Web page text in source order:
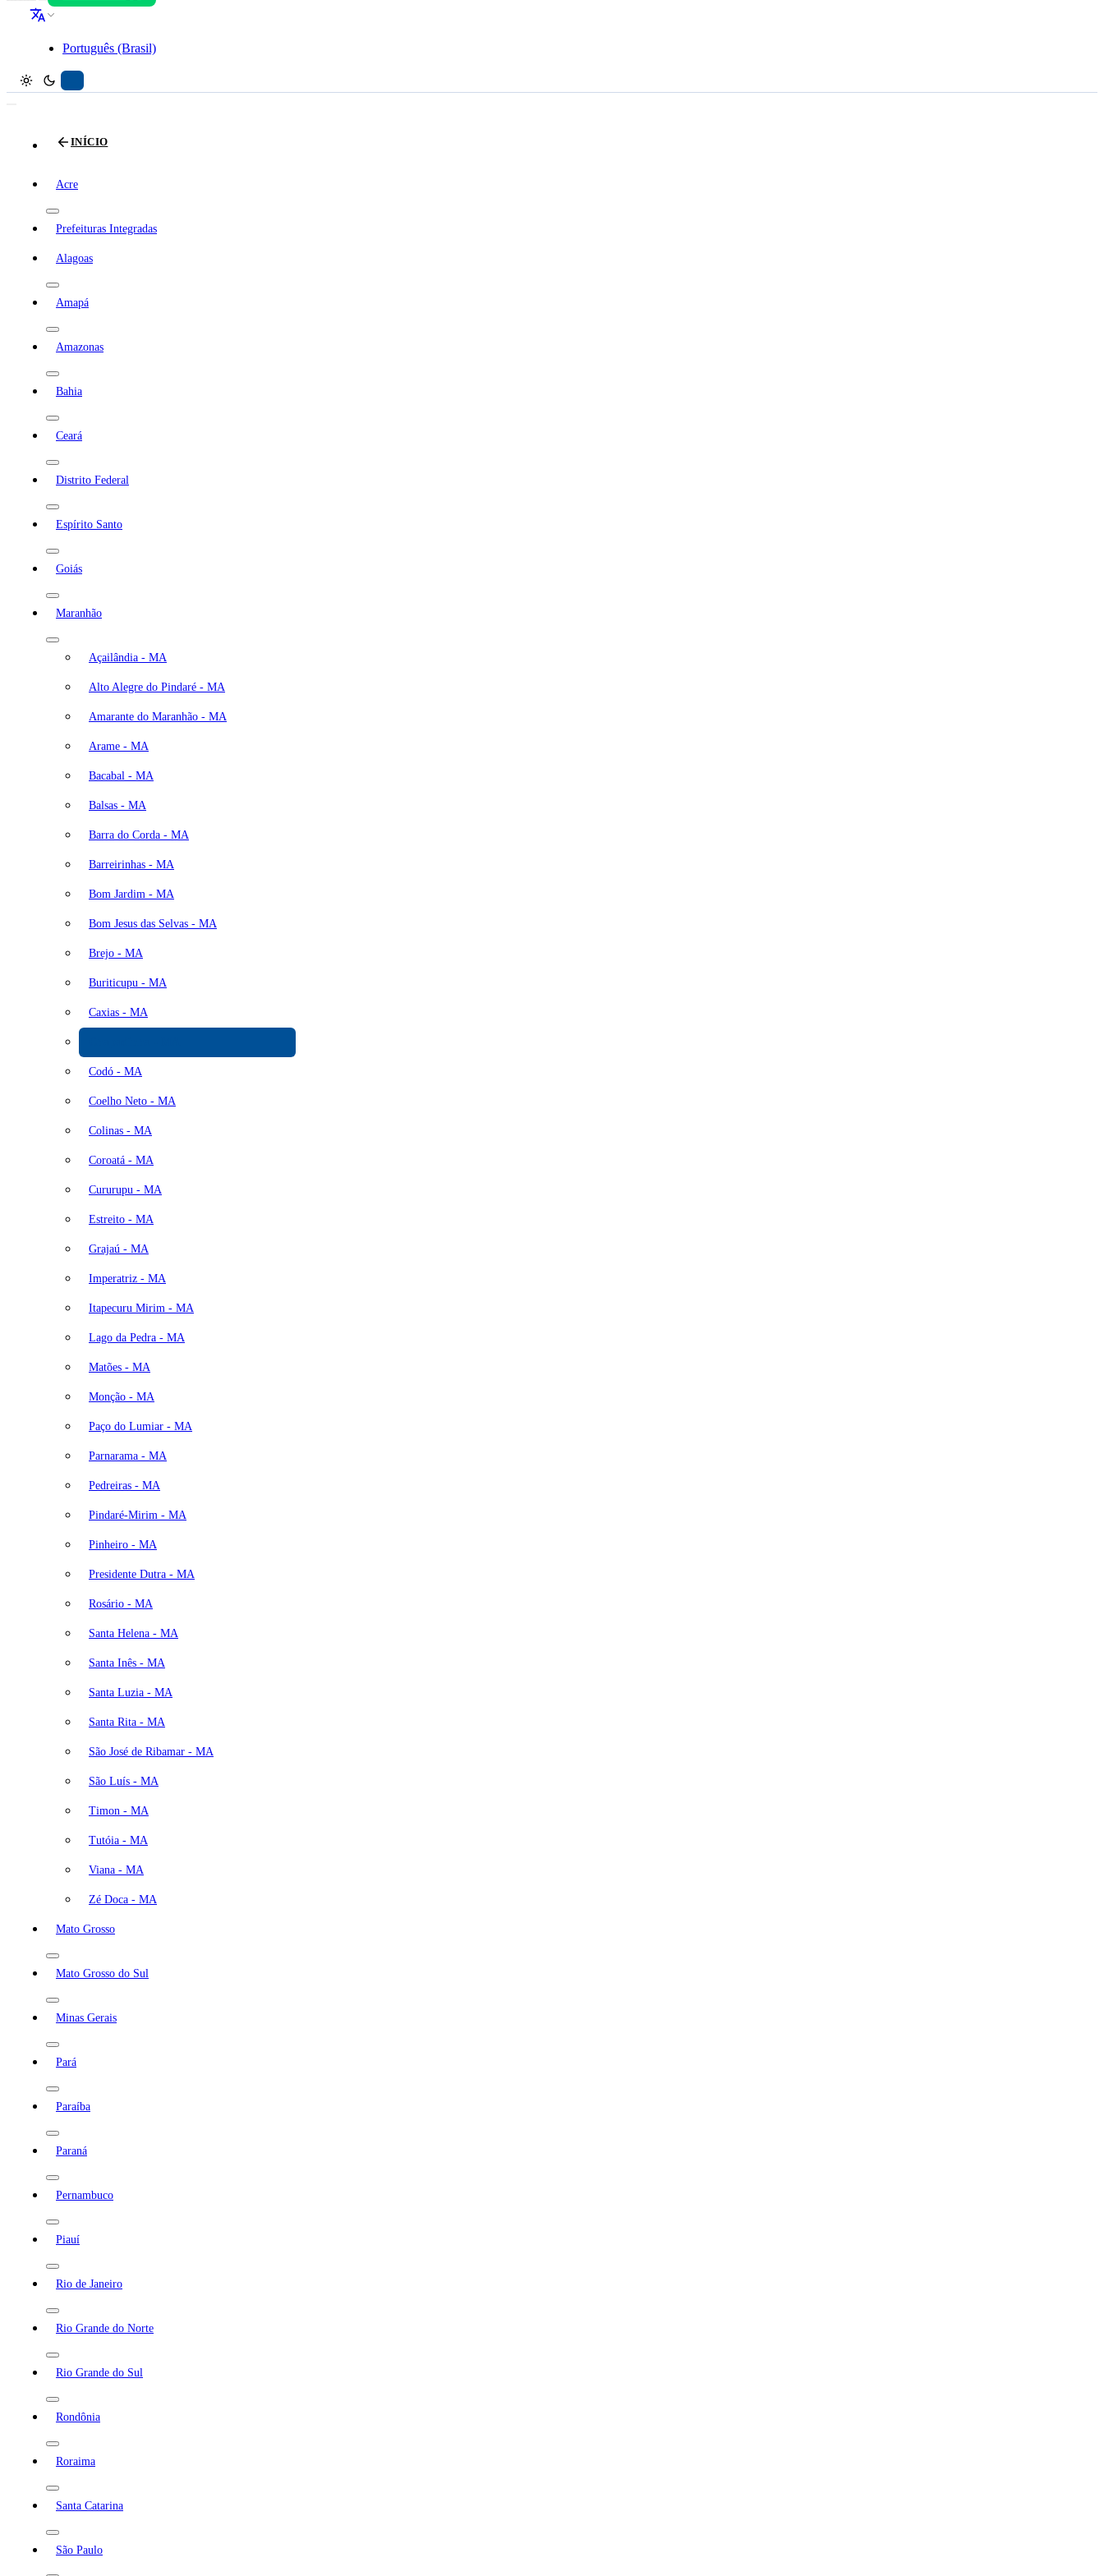
Português (Brasil)
INÍCIO
Acre
Prefeituras Integradas
Alagoas
Amapá
Amazonas
Bahia
Ceará
Distrito Federal
Espírito Santo
Goiás
Maranhão
Açailândia - MA
Alto Alegre do Pindaré - MA
Amarante do Maranhão - MA
Arame - MA
Bacabal - MA
Balsas - MA
Barra do Corda - MA
Barreirinhas - MA
Bom Jardim - MA
Bom Jesus das Selvas - MA
Brejo - MA
Buriticupu - MA
Caxias - MA
Codó - MA
Coelho Neto - MA
Colinas - MA
Coroatá - MA
Cururupu - MA
Estreito - MA
Grajaú - MA
Imperatriz - MA
Itapecuru Mirim - MA
Lago da Pedra - MA
Matões - MA
Monção - MA
Paço do Lumiar - MA
Parnarama - MA
Pedreiras - MA
Pindaré-Mirim - MA
Pinheiro - MA
Presidente Dutra - MA
Rosário - MA
Santa Helena - MA
Santa Inês - MA
Santa Luzia - MA
Santa Rita - MA
São José de Ribamar - MA
São Luís - MA
Timon - MA
Tutóia - MA
Viana - MA
Zé Doca - MA
Mato Grosso
Mato Grosso do Sul
Minas Gerais
Pará
Paraíba
Paraná
Pernambuco
Piauí
Rio de Janeiro
Rio Grande do Norte
Rio Grande do Sul
Rondônia
Roraima
Santa Catarina
São Paulo